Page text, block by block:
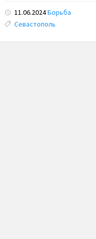
11.06.2024Борьба
Tags:
Севастополь